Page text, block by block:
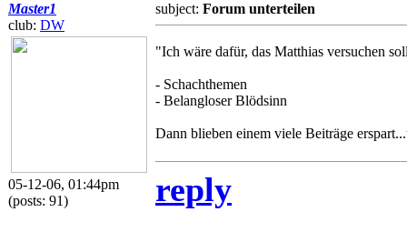
Master1
club: DW
05-12-06, 01:44pm
(posts: 91)
subject: Forum unterteilen
"Ich wäre dafür, das Matthias versuchen
- Schachthemen
- Belangloser Blödsinn
Dann blieben einem viele Beiträge
reply